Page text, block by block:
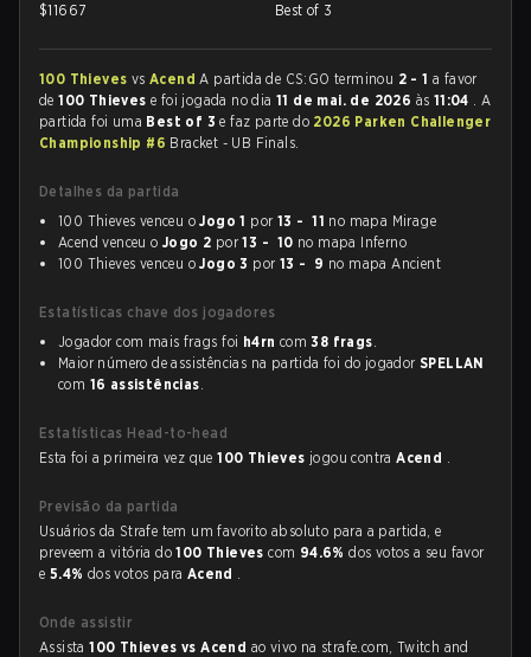
$11667
Best of 3
100 Thieves vsAcendA partida de CS:GO terminou 2 - 1 a favor
de100 Thievese foi jogada no dia11 de mai. de 2026 às 11:04 . A
partida foi uma Best of 3e faz parte do 2026 Parken Challenger
Championship #6 Bracket - UB Finals.
Detalhes da partida
100 Thieves venceu oJogo 1 por 13 - 11 no mapa Mirage
Acend venceu o Jogo 2 por13 - 10 no mapa Inferno
100 Thieves venceu oJogo 3 por 13 - 9 no mapa Ancient
Estatísticas chave dos jogadores
Jogador com mais frags foi h4rn com38 frags.
Maior número de assistências na partida foi do jogador SPELLAN
com 16 assistências.
Estatísticas Head-to-head
Esta foi a primeira vez que100 Thieves jogou contraAcend .
Previsão da partida
Usuários da Strafe tem um favorito absoluto para a partida, e
preveem a vitória do100 Thievescom 94.6%dos votos a seu favor
e 5.4% dos votos para Acend .
Onde assistir
Assista100 Thieves vs Acend ao vivo na strafe.com, Twitch and